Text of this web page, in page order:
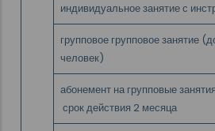
индивидуальное занятие с
групповое групповое занятие
человек)
абонемент на групповые
срок действия 2 месяца